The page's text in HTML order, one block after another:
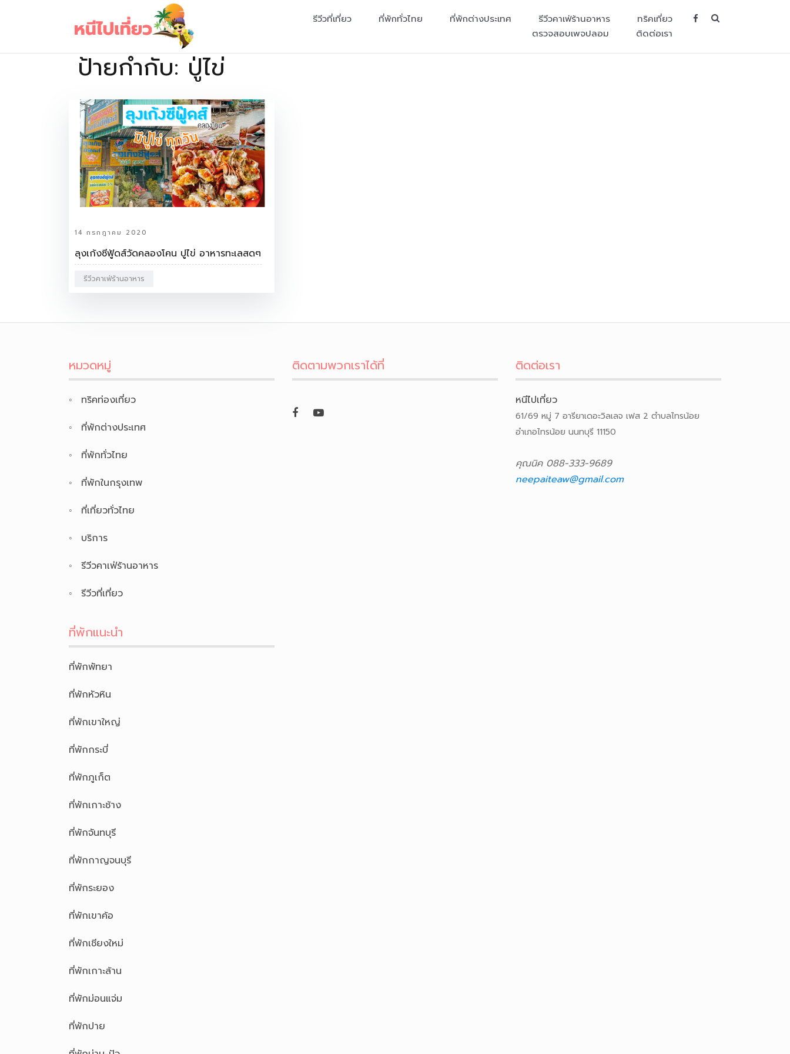
เว็บไซต์รวบรวมที่พัก ที่เที่ยว ที่กิน ไว้ในที่เดียว
รีวีวที่เที่ยว ที่พักทั่วไทย ที่พักต่างประเทศ รีวีวคาเฟ่ร้านอาหาร
ทริคเที่ยว
ตรวจสอบเพจปลอม
ติดต่อเรา
ป้ายกำกับ: ปู่ไข่
14 กรกฎาคม 2020
ลุงเก้งซีฟู้ดส์วัดคลองโคน ปูไข่ อาหารทะเลสดๆ
รีวีวคาเฟ่ร้านอาหาร
หมวดหมู่
ทริคท่องเที่ยว
ที่พักต่างประเทศ
ที่พักทั่วไทย
ที่พักในกรุงเทพ
ที่เที่ยวทั่วไทย
บริการ
รีวีวคาเฟ่ร้านอาหาร
รีวีวที่เที่ยว
ที่พักแนะนำ
ที่พักพัทยา
ที่พักหัวหิน
ที่พักเขาใหญ่
ที่พักกระบี่
ที่พักภูเก็ต
ที่พักเกาะช้าง
ที่พักจันทบุรี
ที่พักกาญจนบุรี
ที่พักระยอง
ที่พักเขาค้อ
ที่พักเชียงใหม่
ที่พักเกาะล้าน
ที่พักม่อนแจ่ม
ที่พักปาย
ติดตามพวกเราได้ที่ ติดต่อเรา
หนีไปเที่ยว
61/69 หมู่ 7 อารียาเดอะวิลเลจ เฟส 2 ตำบลไทรน้อย
อำเภอไทรน้อย นนทบุรี 11150
คุณนิค 088-333-9689
neepaiteaw@gmail.com